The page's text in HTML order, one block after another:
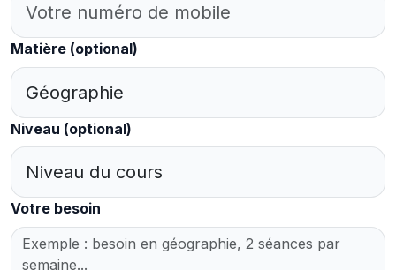
Matière (optional)
Niveau (optional)
Votre besoin